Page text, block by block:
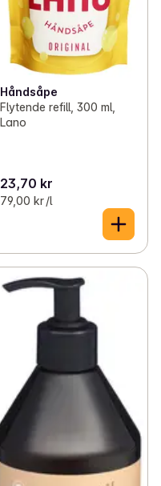
Håndsåpe
Flytende refill, 300 ml,
Lano
23,70 kr
79,00 kr /l